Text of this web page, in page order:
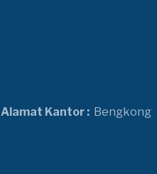
Alamat Kantor : Bengkong